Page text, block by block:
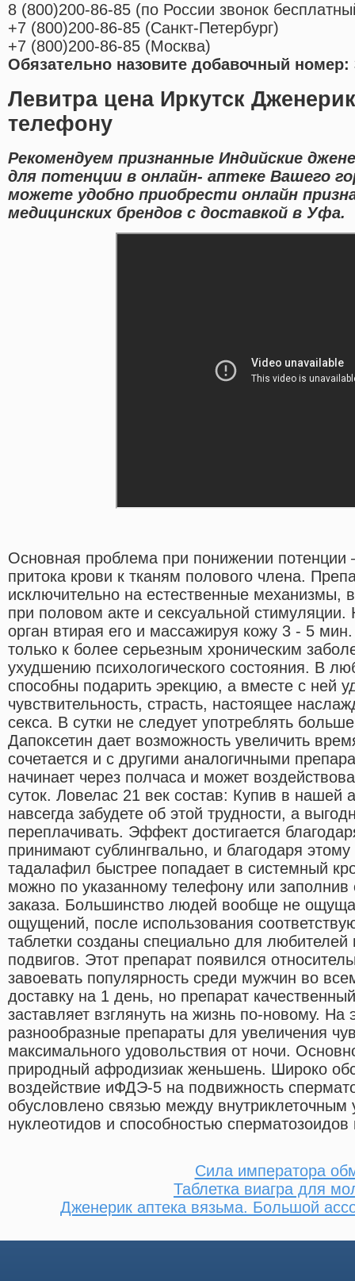
8 (800)200-86-85 (по России звонок
+7 (800)200-86-85 (Санкт-Петербург)
+7 (800)200-86-85 (Москва)
Обязательно назовите добавочный номер:
Левитра цена Иркутск
телефону
Рекомендуем признанные Индийские
для потенции в онлайн- аптеке Вашего
можете удобно приобрести онлайн
медицинских брендов с доставкой в Уфа.
Основная проблема при понижении
притока крови к тканям полового члена.
исключительно на естественные механизмы,
при половом акте и сексуальной
орган втирая его и массажируя кожу 3 - 5
только к более серьезным хроническим
ухудшению психологического состояния. В
способны подарить эрекцию, а вместе с ней
чувствительность, страсть, настоящее
секса. В сутки не следует употреблять
Дапоксетин дает возможность увеличить
сочетается и с другими аналогичными
начинает через полчаса и может
суток. Ловелас 21 век состав: Купив в нашей
навсегда забудете об этой трудности, а
переплачивать. Эффект достигается
принимают сублингвально, и благодаря
тадалафил быстрее попадает в системный
можно по указанному телефону или
заказа. Большинство людей вообще не
ощущений, после использования
таблетки созданы специально для любителей
подвигов. Этот препарат появился
завоевать популярность среди мужчин во
доставку на 1 день, но препарат
заставляет взглянуть на жизнь по-новому.
разнообразные препараты для увеличения
максимального удовольствия от ночи.
природный афродизиак женьшень. Широко
воздействие иФДЭ-5 на подвижность
обусловлено связью между внутриклеточным
нуклеотидов и способностью
Сила императора
Таблетка виагра для
Дженерик аптека вязьма. Большой